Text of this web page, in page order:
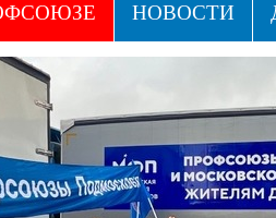
НОВОСТИ
ЗДРАВНИЦЫ